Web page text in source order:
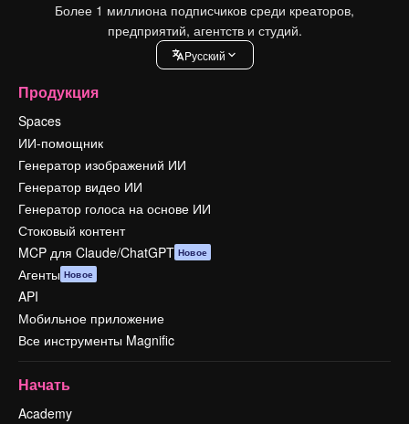
Более 1 миллиона подписчиков среди креаторов,
предприятий, агентств и студий.
Pусский
Продукция
Spaces
ИИ-помощник
Генератор изображений ИИ
Генератор видео ИИ
Генератор голоса на основе ИИ
Стоковый контент
MCP для Claude/ChatGPT Новое
Агенты Новое
API
Мобильное приложение
Все инструменты Magnific
Начать
Academy